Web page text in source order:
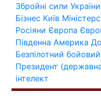
Збройні сили України
Бізнес Київ
Росіяни Європа
Південна Америка
Безпілотний
Президент
інтелект